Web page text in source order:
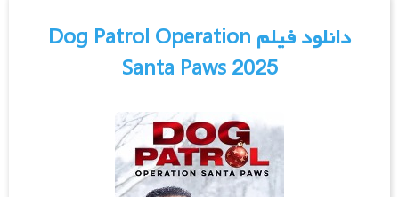
دانلود فیلم Dog Patrol Operation
Santa Paws 2025